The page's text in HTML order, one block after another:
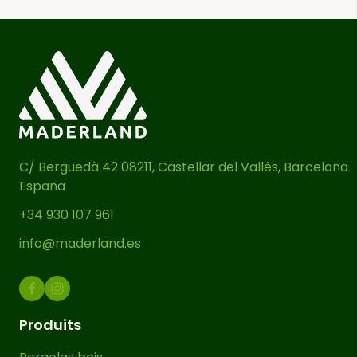
bureau ou dans un restaurant.
Cette table bois et métal est fabriquée
avec dusapin nordique
de haute qualité
massif lamellé-collé de
6 cm
d’épaisseur
est conçu avec un
minimise la torsion et la dilatation,
assurant que sa forme et sa stabilité
La table salle à manger bois
n’impressionne pas seulement par la
robustesse de son panneau, mais
C/ Berguedà 42 08211, Castellar del Vallés, Barcelona
España
+34 930 107 961
info@maderland.es
Produits